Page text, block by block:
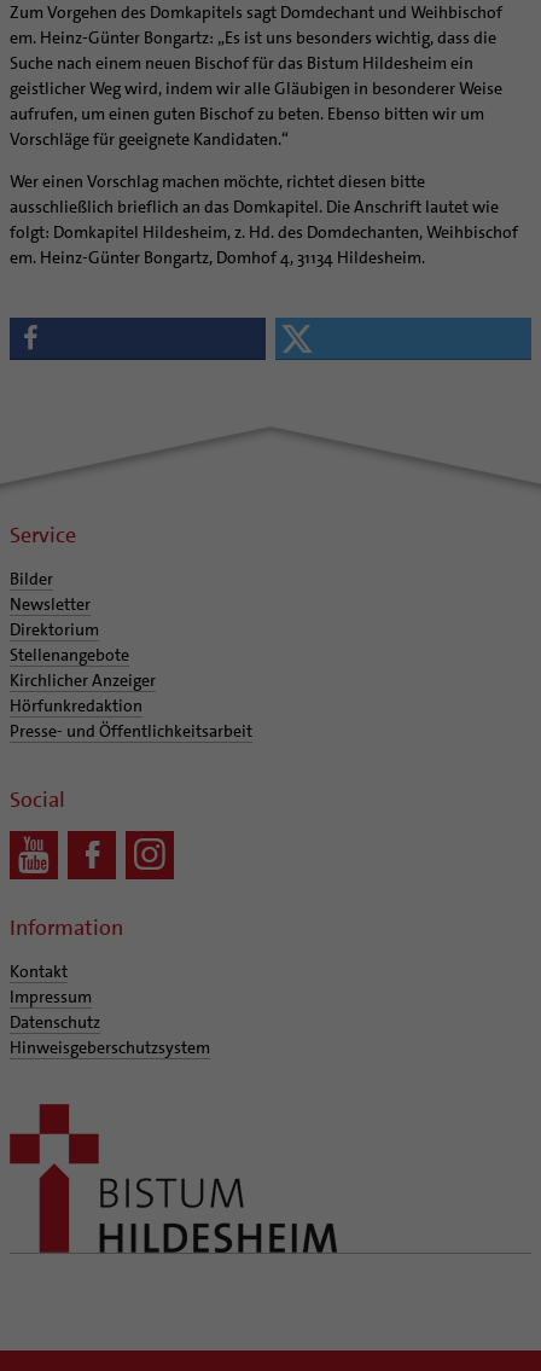
Zum Vorgehen des Domkapitels sagt Domdechant und Weihbischof
em. Heinz-Günter Bongartz: „Es ist uns besonders wichtig, dass die
Suche nach einem neuen Bischof für das Bistum Hildesheim ein
geistlicher Weg wird, indem wir alle Gläubigen in besonderer Weise
aufrufen, um einen guten Bischof zu beten. Ebenso bitten wir um
Vorschläge für geeignete Kandidaten.“
Wer einen Vorschlag machen möchte, richtet diesen bitte
ausschließlich brieflich an das Domkapitel. Die Anschrift lautet wie
folgt: Domkapitel Hildesheim, z. Hd. des Domdechanten, Weihbischof
em. Heinz-Günter Bongartz, Domhof 4, 31134 Hildesheim.
Service
Bilder
Newsletter
Direktorium
Stellenangebote
Kirchlicher Anzeiger
Hörfunkredaktion
Presse- und Öffentlichkeitsarbeit
Social
Information
Kontakt
Impressum
Datenschutz
Hinweisgeberschutzsystem